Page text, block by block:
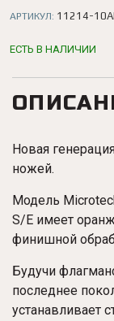
АРТИКУЛ: 11214-
ЕСТЬ В НАЛИЧИИ
Новая
ножей.
Модель
S/E имеет
финишной
Будучи
последнее
устанавливает